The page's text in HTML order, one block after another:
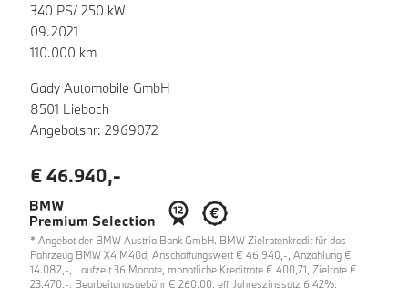
340 PS/ 250 kW
09.2021
110.000 km
Gady Automobile GmbH
8501 Lieboch
Angebotsnr: 2969072
€ 46.940,-
* Angebot der BMW Austria Bank GmbH. BMW Zielratenkredit für das
Fahrzeug BMW X4 M40d, Anschaffungswert € 46.940,-, Anzahlung €
14.082,-, Laufzeit 36 Monate, monatliche Kreditrate € 400,71, Zielrate €
23.470,-, Bearbeitungsgebühr € 260,00, eff. Jahreszinssatz 6,42%,